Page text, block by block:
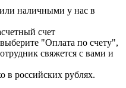
наличными у нас в
счет
"Оплата по счету",
свяжется с вами и
в российских рублях.